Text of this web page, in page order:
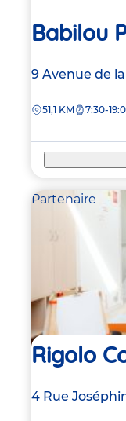
Babilou
Adresse
la
9 Avenue de
DISTANCE
51,1 KM 7:30-
Partenaire
Rigolo
Adresse
4 Rue